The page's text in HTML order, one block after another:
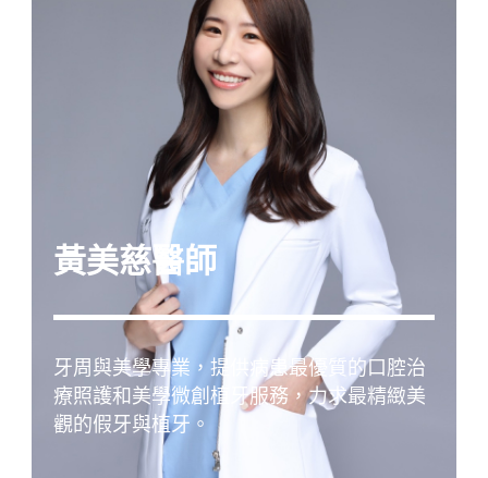
黃美慈醫師
牙周與美學專業，提供病患最優質的口腔治
療照護和美學微創植牙服務，力求最精緻美
觀的假牙與植牙。